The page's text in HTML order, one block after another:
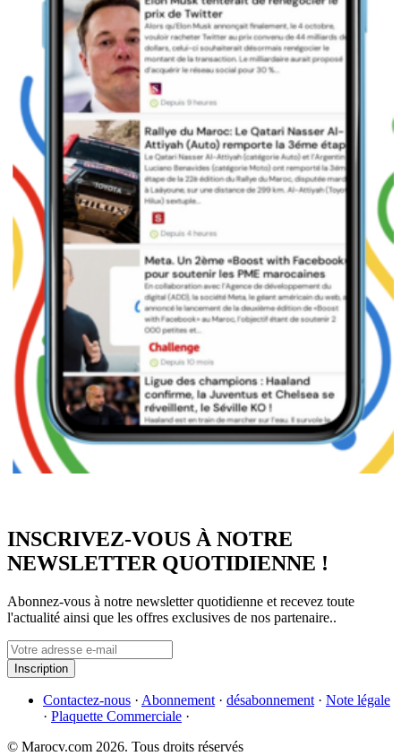
INSCRIVEZ-VOUS À NOTRE
NEWSLETTER QUOTIDIENNE !
Abonnez-vous à notre newsletter quotidienne et recevez toute
l'actualité ainsi que les offres exclusives de nos partenaire..
Inscription
Contactez-nous · Abonnement · désabonnement · Note légale
· Plaquette Commerciale ·
© Marocv.com 2026. Tous droits réservés